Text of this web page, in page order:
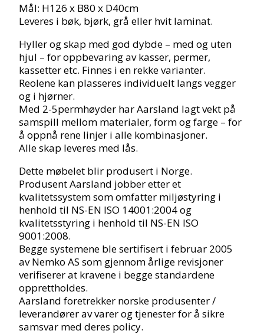
Mål: H126 x B80 x D40cm
Leveres i bøk, bjørk, grå eller hvit laminat.
Hyller og skap med god dybde – med og uten
hjul – for oppbevaring av kasser, permer,
kassetter etc. Finnes i en rekke varianter.
Reolene kan plasseres individuelt langs vegger
og i hjørner.
Med 2-5permhøyder har Aarsland lagt vekt på
samspill mellom materialer, form og farge – for
å oppnå rene linjer i alle kombinasjoner.
Alle skap leveres med lås.
Dette møbelet blir produsert i Norge.
Produsent Aarsland jobber etter et
kvalitetssystem som omfatter miljøstyring i
henhold til NS-EN ISO 14001:2004 og
kvalitetsstyring i henhold til NS-EN ISO
9001:2008.
Begge systemene ble sertifisert i februar 2005
av Nemko AS som gjennom årlige revisjoner
verifiserer at kravene i begge standardene
opprettholdes.
Aarsland foretrekker norske produsenter /
leverandører av varer og tjenester for å sikre
samsvar med deres policy.